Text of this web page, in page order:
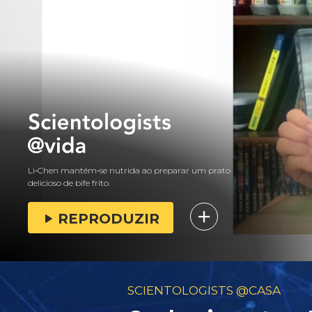
Li‑Chen mantém‑se nutrida ao preparar um prato
delicioso de bife frito.
REPRODUZIR
SCIENTOLOGISTS @CASA